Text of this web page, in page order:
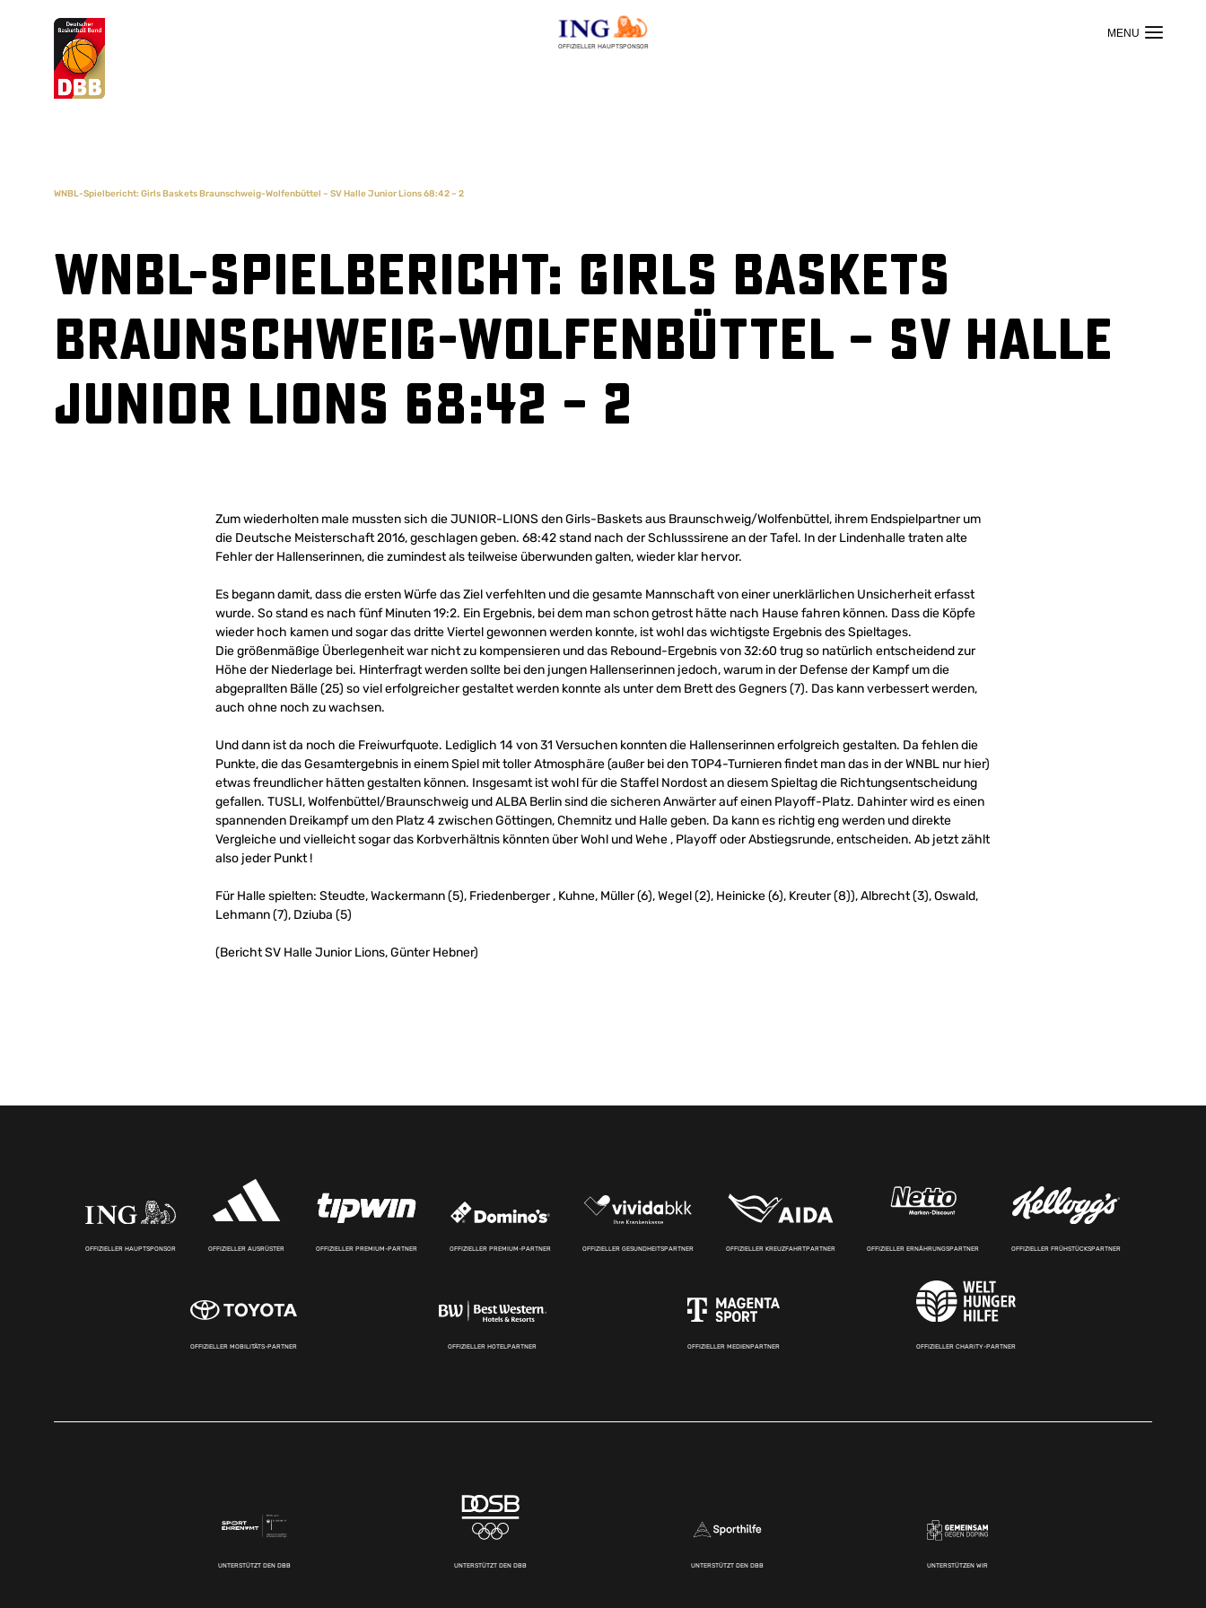
OFFIZIELLER HAUPTSPONSOR
Suchvorschläge
WNBL-Spielbericht: Girls Baskets Braunschweig-Wolfenbüttel – SV Halle Junior Lions 68:42 – 2
WNBL-Spielbericht: Girls Baskets
Braunschweig-Wolfenbüttel – SV Halle
Junior Lions 68:42 – 2
Zum wiederholten male mussten sich die JUNIOR-LIONS den Girls-Baskets aus Braunschweig/Wolfenbüttel, ihrem Endspielpartner um
die Deutsche Meisterschaft 2016, geschlagen geben. 68:42 stand nach der Schlusssirene an der Tafel. In der Lindenhalle traten alte
Fehler der Hallenserinnen, die zumindest als teilweise überwunden galten, wieder klar hervor.
Es begann damit, dass die ersten Würfe das Ziel verfehlten und die gesamte Mannschaft von einer unerklärlichen Unsicherheit erfasst
wurde. So stand es nach fünf Minuten 19:2. Ein Ergebnis, bei dem man schon getrost hätte nach Hause fahren können. Dass die Köpfe
wieder hoch kamen und sogar das dritte Viertel gewonnen werden konnte, ist wohl das wichtigste Ergebnis des Spieltages.
Die größenmäßige Überlegenheit war nicht zu kompensieren und das Rebound-Ergebnis von 32:60 trug so natürlich entscheidend zur
Höhe der Niederlage bei. Hinterfragt werden sollte bei den jungen Hallenserinnen jedoch, warum in der Defense der Kampf um die
abgeprallten Bälle (25) so viel erfolgreicher gestaltet werden konnte als unter dem Brett des Gegners (7). Das kann verbessert werden,
auch ohne noch zu wachsen.
Und dann ist da noch die Freiwurfquote. Lediglich 14 von 31 Versuchen konnten die Hallenserinnen erfolgreich gestalten. Da fehlen die
Punkte, die das Gesamtergebnis in einem Spiel mit toller Atmosphäre (außer bei den TOP4-Turnieren findet man das in der WNBL nur hier)
etwas freundlicher hätten gestalten können. Insgesamt ist wohl für die Staffel Nordost an diesem Spieltag die Richtungsentscheidung
gefallen. TUSLI, Wolfenbüttel/Braunschweig und ALBA Berlin sind die sicheren Anwärter auf einen Playoff-Platz. Dahinter wird es einen
spannenden Dreikampf um den Platz 4 zwischen Göttingen, Chemnitz und Halle geben. Da kann es richtig eng werden und direkte
Vergleiche und vielleicht sogar das Korbverhältnis könnten über Wohl und Wehe , Playoff oder Abstiegsrunde, entscheiden. Ab jetzt zählt
also jeder Punkt !
Für Halle spielten: Steudte, Wackermann (5), Friedenberger , Kuhne, Müller (6), Wegel (2), Heinicke (6), Kreuter (8)), Albrecht (3), Oswald,
Lehmann (7), Dziuba (5)
(Bericht SV Halle Junior Lions, Günter Hebner)
OFFIZIELLER HAUPTSPONSOR OFFIZIELLER AUSRÜSTER OFFIZIELLER PREMIUM-PARTNER OFFIZIELLER PREMIUM-PARTNER OFFIZIELLER GESUNDHEITSPARTNER OFFIZIELLER KREUZFAHRTPARTNER OFFIZIELLER ERNÄHRUNGSPARTNER OFFIZIELLER FRÜHSTÜCKSPARTNER
OFFIZIELLER MOBILITÄTS-PARTNER OFFIZIELLER HOTELPARTNER OFFIZIELLER MEDIENPARTNER OFFIZIELLER CHARITY-PARTNER
UNTERSTÜTZT DEN DBB UNTERSTÜTZT DEN DBB UNTERSTÜTZT DEN DBB UNTERSTÜTZEN WIR